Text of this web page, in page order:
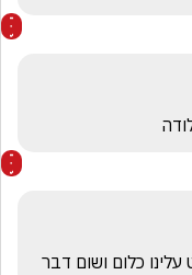
כלום ושום דבר